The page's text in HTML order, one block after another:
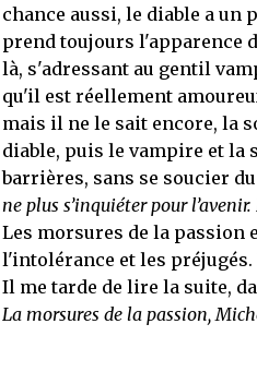
chance aussi, le diable a un
prend toujours l'apparence
là, s'adressant au gentil
qu'il est réellement
mais il ne le sait encore, la
diable, puis le vampire et la
barrières, sans se soucier
ne plus s’inquiéter pour
Les morsures de la passion
l'intolérance et les préjugés.
Il me tarde de lire la suite,
La morsures de la passion,